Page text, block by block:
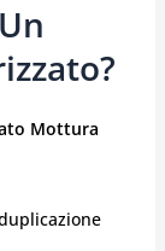
Mottura